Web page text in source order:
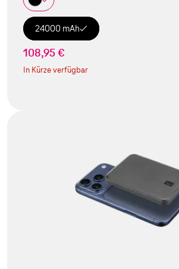
24000 mAh
108,95 €
In Kürze verfügbar